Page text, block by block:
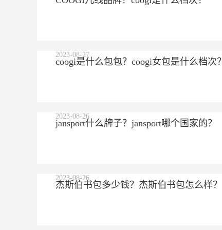
coogi是什么包包？coogi女包是什么档次？
2023-08-27
jansport什么牌子？jansport哪个国家的？
2023-08-26
杰斯伯书包多少钱？杰斯伯书包怎么样？
2023-08-26